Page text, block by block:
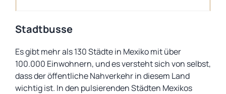
Stadtbusse
Es gibt mehr als 130 Städte in Mexiko mit über
100.000 Einwohnern, und es versteht sich von selbst,
dass der öffentliche Nahverkehr in diesem Land
wichtig ist. In den pulsierenden Städten Mexikos